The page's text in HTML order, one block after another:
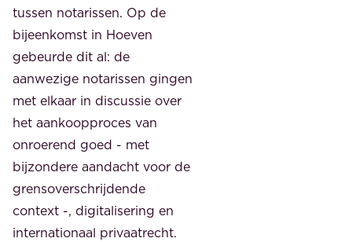
tussen notarissen. Op de
bijeenkomst in Hoeven
gebeurde dit al: de
aanwezige notarissen gingen
met elkaar in discussie over
het aankoopproces van
onroerend goed - met
bijzondere aandacht voor de
grensoverschrijdende
context -, digitalisering en
internationaal privaatrecht.